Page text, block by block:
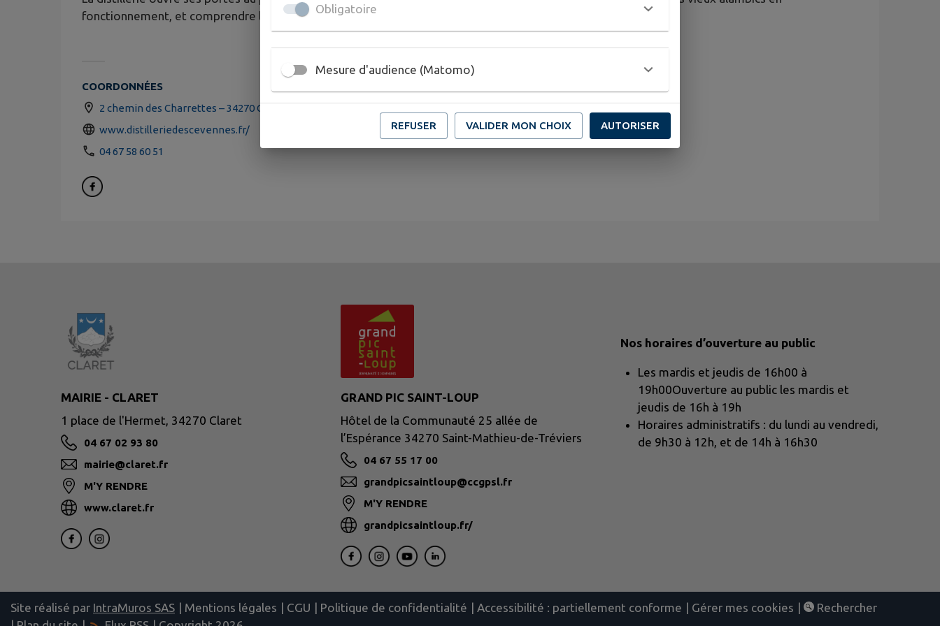
fonctionnement, et comprendre le lien profond entre cette activité et les paysages cévenols.
COORDONNÉES
2 chemin des Charrettes – 34270 Claret
www.distilleriedescevennes.fr/
04 67 58 60 51
MAIRIE - CLARET
1 place de l'Hermet, 34270 Claret
04 67 02 93 80
mairie@claret.fr
M'Y RENDRE
www.claret.fr
GRAND PIC SAINT-LOUP
Hôtel de la Communauté 25 allée de
l’Espérance 34270 Saint-Mathieu-de-Tréviers
04 67 55 17 00
grandpicsaintloup@ccgpsl.fr
M'Y RENDRE
grandpicsaintloup.fr/
Nos horaires d’ouverture au public
Les mardis et jeudis de 16h00 à
19h00Ouverture au public les mardis et
jeudis de 16h à 19h
Horaires administratifs : du lundi au vendredi,
de 9h30 à 12h, et de 14h à 16h30
Site réalisé par IntraMuros SAS | Mentions légales | CGU | Politique de confidentialité | Accessibilité : partiellement conforme | Gérer mes cookies |
Rechercher
Obligatoire
Mesure d'audience (Matomo)
REFUSER VALIDER MON CHOIX AUTORISER